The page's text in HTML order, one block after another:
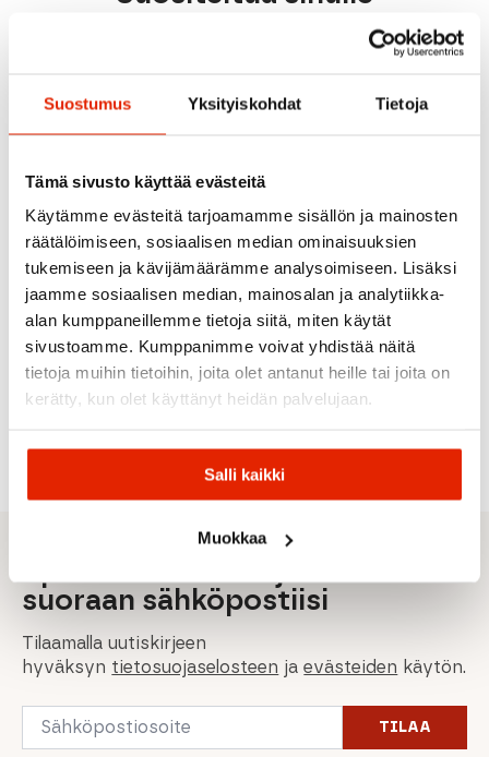
Suostumus Yksityiskohdat Tietoja
Tämä sivusto käyttää evästeitä
Käytämme evästeitä tarjoamamme sisällön ja mainosten
räätälöimiseen, sosiaalisen median ominaisuuksien
tukemiseen ja kävijämäärämme analysoimiseen. Lisäksi
jaamme sosiaalisen median, mainosalan ja analytiikka-
alan kumppaneillemme tietoja siitä, miten käytät
sivustoamme. Kumppanimme voivat yhdistää näitä
tietoja muihin tietoihin, joita olet antanut heille tai joita on
kerätty, kun olet käyttänyt heidän palvelujaan.
Salli kaikki
Muokkaa
Patagonia
oli:
108,00 €
on:
Patagonia
R1
Thermal
Bottoms
Miesten
Housut
Picture
Organic
Clothing
oli:
78,00€
on:
Picture
Outif
Miesten
Softshell
-takki
Buff
Buff Go
Visor
Urheilulippa
Icebreaker
Icebreaker
Merino Blend
75 Cool-Lite™
Featherlight™
Miesten T-
paita
Salomon
Gaiters
High
Säärystin
suoraan sähköpostiisi
Tilaamalla uutiskirjeen
hyväksyn tietosuojaselosteen jaevästeiden käytön.
Email
TILAA